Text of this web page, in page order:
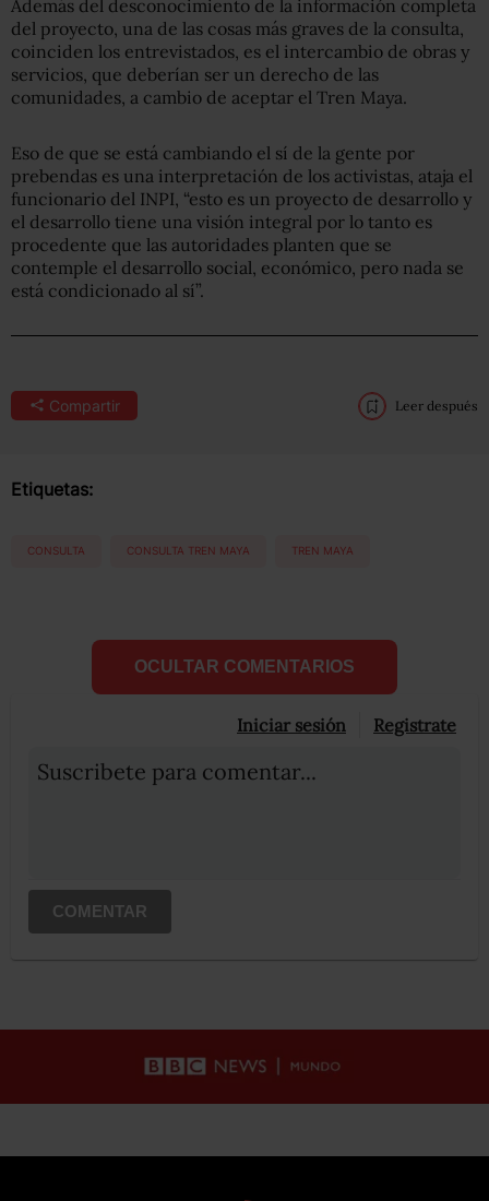
Además del desconocimiento de la información completa
del proyecto, una de las cosas más graves de la consulta,
coinciden los entrevistados, es el intercambio de obras y
servicios, que deberían ser un derecho de las
comunidades, a cambio de aceptar el Tren Maya.
Eso de que se está cambiando el sí de la gente por
prebendas es una interpretación de los activistas, ataja el
funcionario del INPI, “esto es un proyecto de desarrollo y
el desarrollo tiene una visión integral por lo tanto es
procedente que las autoridades planten que se
contemple el desarrollo social, económico, pero nada se
está condicionado al sí”.
Compartir Leer después
Etiquetas:
CONSULTA CONSULTA TREN MAYA TREN MAYA
OCULTAR COMENTARIOS
Iniciar sesión Registrate
Suscribete para comentar...
COMENTAR